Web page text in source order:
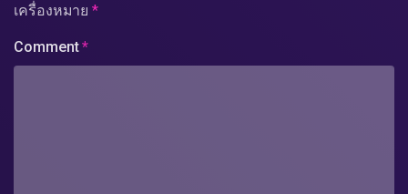
เครื่องหมาย*
Comment*